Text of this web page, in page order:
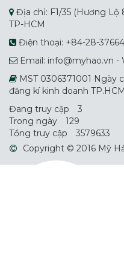
Địa chỉ: F1/35 (Hương Lộ
TP-HCM
Điện thoại: +84-28-
Email: info@myhao.vn
MST 0306371001 Ngày
đăng kí kinh doanh TP.HCM
Đang truy cập
3
Trong ngày
129
Tổng truy cập
3579633
Copyright © 2016 Mỹ